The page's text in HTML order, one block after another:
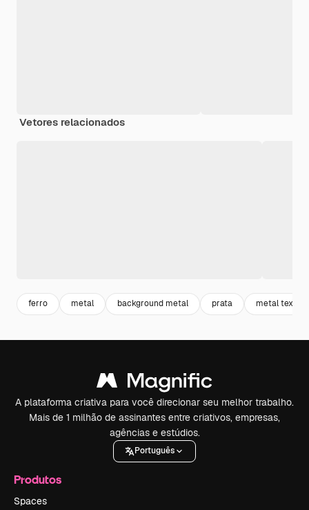
Vetores relacionados
ferro metal background metal prata metal texture
A plataforma criativa para você direcionar seu melhor trabalho.
Mais de 1 milhão de assinantes entre criativos, empresas,
agências e estúdios.
Português
Produtos
Spaces